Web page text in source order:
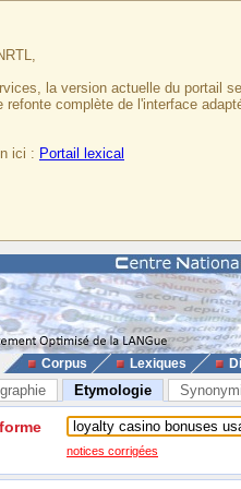
la version actuelle du portail
refonte complète de l'interface
ici : Portail lexical
Corpus Lexiques
Etymologie
notices corrigées